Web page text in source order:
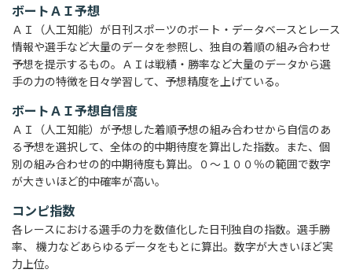
ボートＡＩ予想
ＡＩ（人工知能）が日刊スポーツのボート・データベースとレース
情報や選手など大量のデータを参照し、独自の着順の組み合わせ
予想を提示するもの。ＡＩは戦績・勝率など大量のデータから選
手の力の特徴を日々学習して、予想精度を上げている。
ボートＡＩ予想自信度
ＡＩ（人工知能）が予想した着順予想の組み合わせから自信のあ
る予想を選択して、全体の的中期待度を算出した指数。また、個
別の組み合わせの的中期待度も算出。０～１００％の範囲で数字
が大きいほど的中確率が高い。
コンピ指数
各レースにおける選手の力を数値化した日刊独自の指数。選手勝
率、 機力などあらゆるデータをもとに算出。数字が大きいほど実
力上位。